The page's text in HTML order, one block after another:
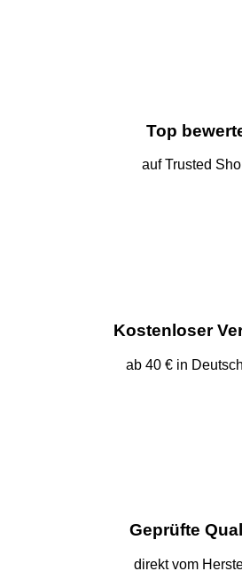
Top
auf Trusted
Kostenloser
ab 40 € in
Geprüfte
direkt vom